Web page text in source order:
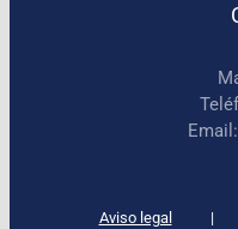
Email:
Aviso legal